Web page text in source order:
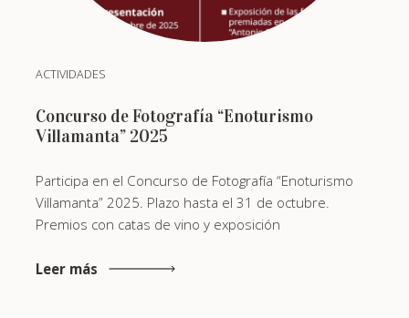
ACTIVIDADES
Concurso de Fotografía “Enoturismo
Villamanta” 2025
Participa en el Concurso de Fotografía “Enoturismo
Villamanta” 2025. Plazo hasta el 31 de octubre.
Premios con catas de vino y exposición
Leer más